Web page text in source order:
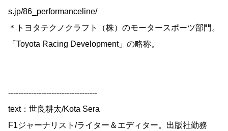
s.jp/86_performanceline/
＊トヨタテクノクラフト（株）のモータースポーツ部門。
「Toyota Racing Development」の略称。
-----------------------------------
text：世良耕太/Kota Sera
F1ジャーナリスト/ライター＆エディター。出版社勤務